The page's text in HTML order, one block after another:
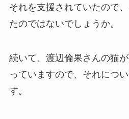
それを支援されていたので
たのではないでしょうか。
続いて、渡辺倫果さんの猫
っていますので、それにつ
す。